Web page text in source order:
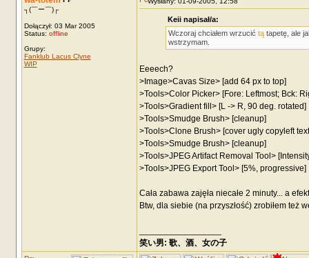
┐(￣ー￣)┌
Dołączył: 03 Mar 2005
Status: offline
Grupy:
Fanklub Lacus Clyne
WIP
Keii napisał/a:
Wczoraj chciałem wrzucić tą tapetę, ale
wstrzymam.
Eeeech?
>Image>Cavas Size> [add 64 px to top]
>Tools>Color Picker> [Fore: Leftmost; Bck:
>Tools>Gradient fill> [L -> R, 90 deg. rotated]
>Tools>Smudge Brush> [cleanup]
>Tools>Clone Brush> [cover ugly copyleft
>Tools>Smudge Brush> [cleanup]
>Tools>JPEG Artifact Removal Tool>
>Tools>JPEG Export Tool> [5%, progressive]
Cała zabawa zajęła niecałe 2 minuty... a
Btw, dla siebie (na przyszłość) zrobiłem
笑い男: 歌、酒、女の子 DRM: